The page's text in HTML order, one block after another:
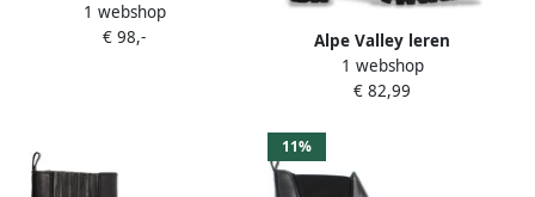
05
1 webshop
€ 98,-
Alpe Valley leren
enkellaarsjes
1 webshop
€ 82,99
11%